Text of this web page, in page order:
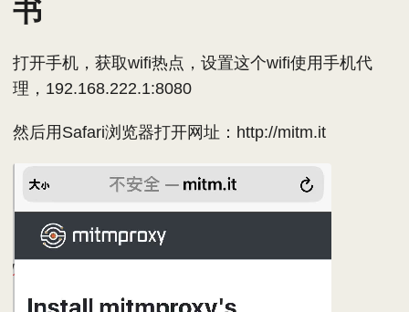
书
打开手机，获取wifi热点，设置这个wifi使用手机代
理，192.168.222.1:8080
然后用Safari浏览器打开网址：http://mitm.it